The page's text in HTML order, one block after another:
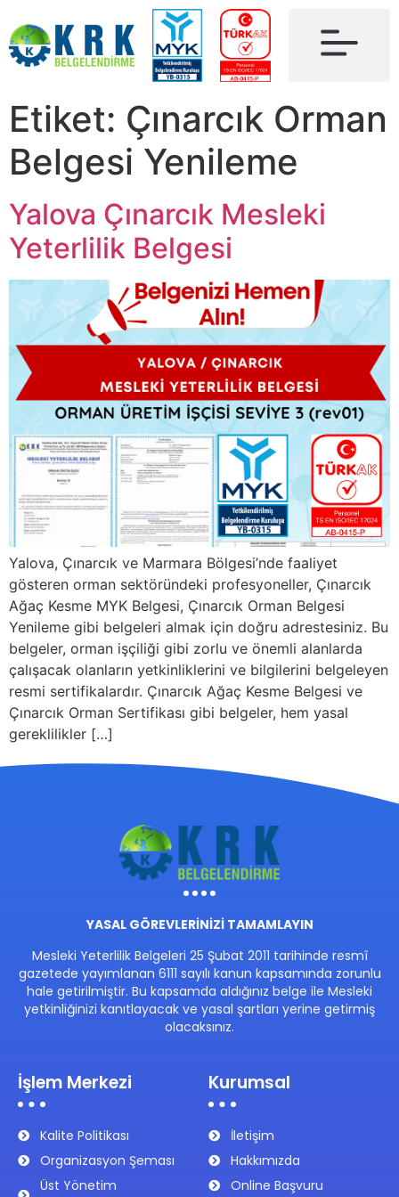
Etiket: Çınarcık Orman
Belgesi Yenileme
Yalova Çınarcık Mesleki
Yeterlilik Belgesi
Yalova, Çınarcık ve Marmara Bölgesi’nde faaliyet
gösteren orman sektöründeki profesyoneller, Çınarcık
Ağaç Kesme MYK Belgesi, Çınarcık Orman Belgesi
Yenileme gibi belgeleri almak için doğru adrestesiniz. Bu
belgeler, orman işçiliği gibi zorlu ve önemli alanlarda
çalışacak olanların yetkinliklerini ve bilgilerini belgeleyen
resmi sertifikalardır. Çınarcık Ağaç Kesme Belgesi ve
Çınarcık Orman Sertifikası gibi belgeler, hem yasal
gereklilikler […]
YASAL GÖREVLERİNİZİ TAMAMLAYIN
Mesleki Yeterlilik Belgeleri 25 Şubat 2011 tarihinde resmî
gazetede yayımlanan 6111 sayılı kanun kapsamında zorunlu
hale getirilmiştir. Bu kapsamda aldığınız belge ile Mesleki
yetkinliğinizi kanıtlayacak ve yasal şartları yerine getirmiş
olacaksınız.
İşlem Merkezi
Kalite Politikası
Organizasyon Şeması
Üst Yönetim
Kurumsal
İletişim
Hakkımızda
Online Başvuru